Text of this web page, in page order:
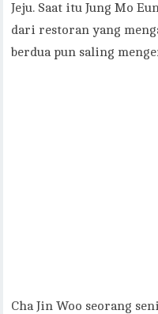
Jeju. Saat itu Jung Mo
dari restoran yang
berdua pun saling
Cha Jin Woo seorang